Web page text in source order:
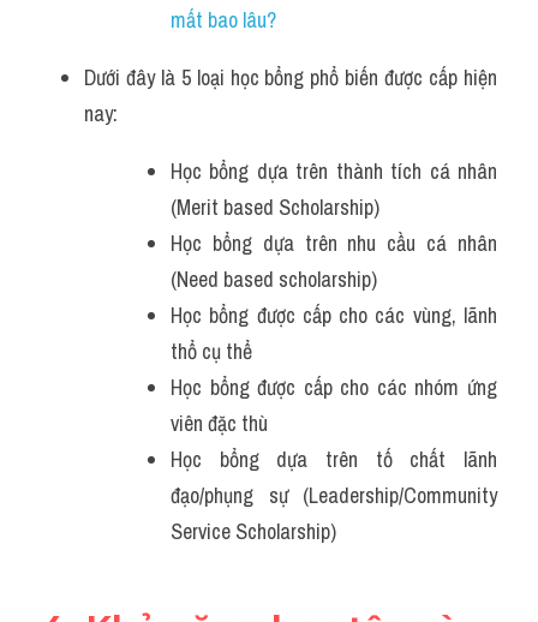
mất bao lâu?
Dưới đây là 5 loại học bổng phổ biến được cấp hiện
nay:
Học bổng dựa trên thành tích cá nhân
(Merit based Scholarship)
Học bổng dựa trên nhu cầu cá nhân
(Need based scholarship)
Học bổng được cấp cho các vùng, lãnh
thổ cụ thể
Học bổng được cấp cho các nhóm ứng
viên đặc thù
Học bổng dựa trên tố chất lãnh
đạo/phụng sự (Leadership/Community
Service Scholarship)